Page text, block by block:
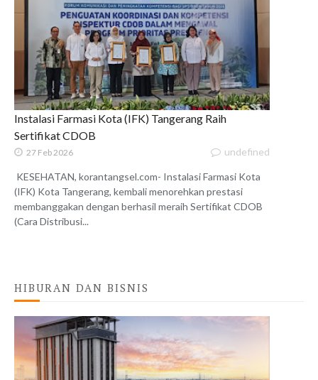
Instalasi Farmasi Kota (IFK) Tangerang Raih
Sertifikat CDOB
27 Feb 2026 undefined
KESEHATAN, korantangsel.com- Instalasi Farmasi Kota
(IFK) Kota Tangerang, kembali menorehkan prestasi
membanggakan dengan berhasil meraih Sertifikat CDOB
(Cara Distribusi...
HIBURAN DAN BISNIS